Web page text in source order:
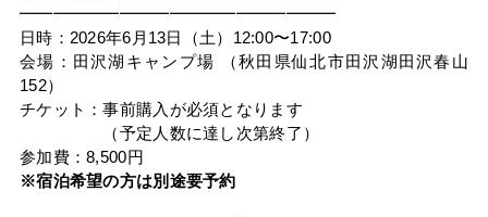
━━━━━━━━━━━━━━━━━━━
日時：2026年6月13日（土）12:00〜17:00
会場：田沢湖キャンプ場 （秋田県仙北市田沢湖田沢春山
152）
チケット：事前購入が必須となります
（予定人数に達し次第終了）
参加費：8,500円
※宿泊希望の方は別途要予約